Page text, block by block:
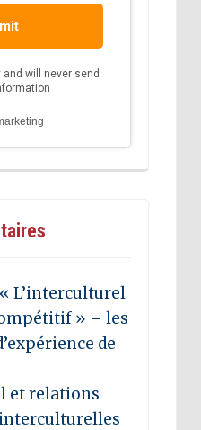
« L’interculturel
» – les
de
et relations